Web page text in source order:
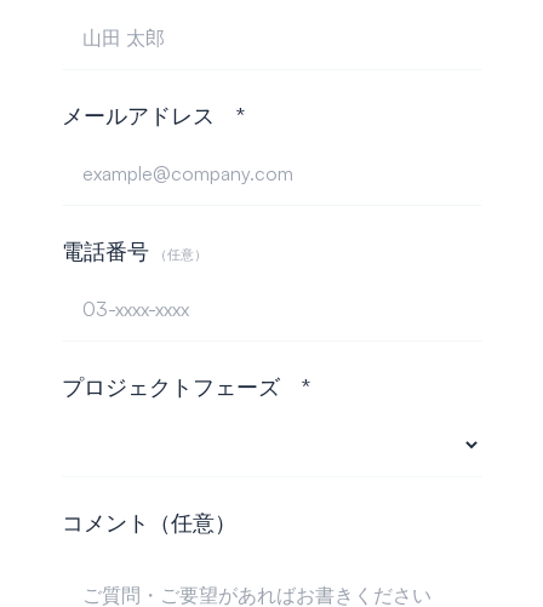
メールアドレス *
電話番号 （任意）
プロジェクトフェーズ *
コメント（任意）